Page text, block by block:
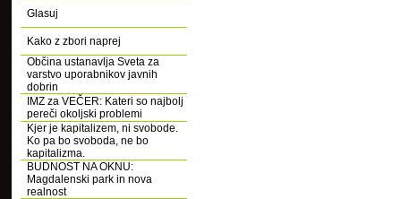
Glasuj
Kako z zbori naprej
Občina ustanavlja Sveta za
varstvo uporabnikov javnih
dobrin
IMZ za VEČER: Kateri so najbolj
pereči okoljski problemi
Kjer je kapitalizem, ni svobode.
Ko pa bo svoboda, ne bo
kapitalizma.
BUDNOST NA OKNU:
Magdalenski park in nova
realnost